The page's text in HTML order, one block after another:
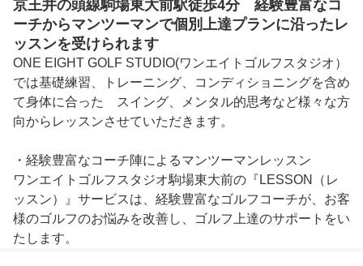
京王井の頭線駒場東大前駅徒歩4分 経験豊富なコ
ーチからマンツーマンで個別上達プランに沿ったレ
ッスンを受けられます
ONE EIGHT GOLF STUDIO(ワンエイトゴルフスタジオ）
では基礎練習、トレーニング、コンディショニングを含め
て身体に合った　スイング、メンタル的思考など様々な方
向からレッスンさせていただきます。
・経験豊富なコーチ陣によるマンツーマンレッスン
ワンエイトゴルフスタジオ駒場東大前の『LESSON（レ
ッスン）』サービスは、経験豊富なゴルフコーチが、お客
様のゴルフのお悩みを改善し、ゴルフ上達のサポートをい
たします。